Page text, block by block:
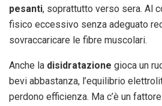
pesanti, soprattutto verso sera. Al
fisico eccessivo senza adeguato
sovraccaricare le fibre muscolari.
Anche la disidratazione gioca un
bevi abbastanza, l’equilibrio
perdono efficienza. Ma c’è un